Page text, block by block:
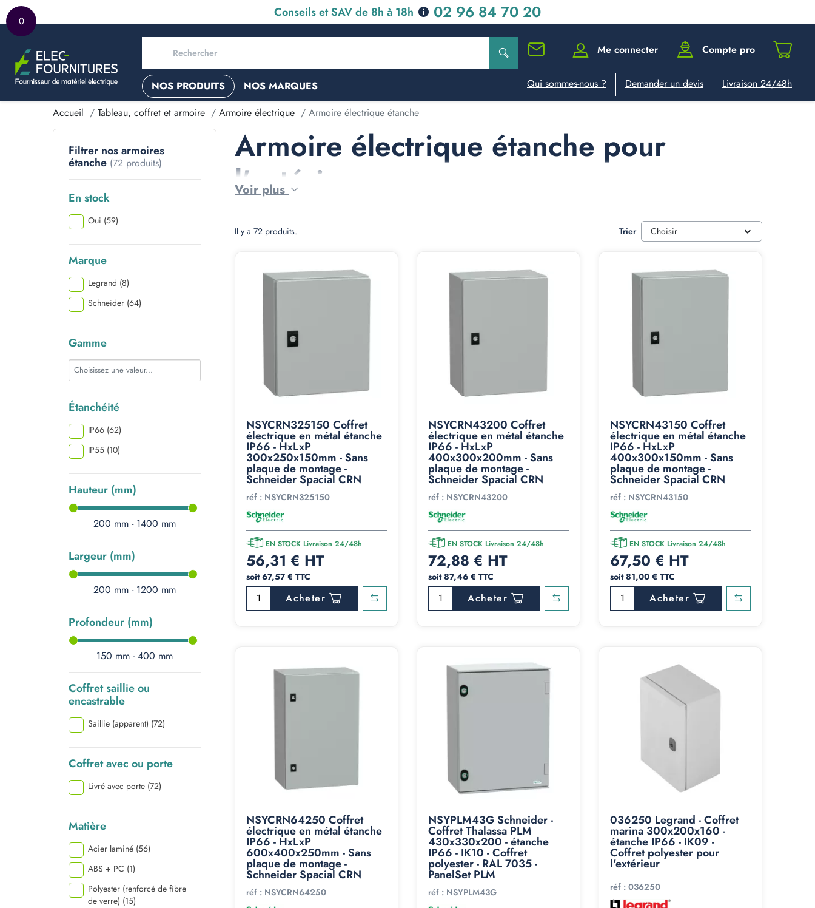
0
Conseils et SAV de 8h à 18h 02 96 84 70 20
NOS PRODUITS NOS MARQUES
Me connecter Compte pro
Qui sommes-nous ? Demander un devis Livraison 24/48h
Accueil Tableau, coffret et armoire Armoire électrique Armoire électrique étanche
Filtrer nos armoires
étanche (72 produits)
En stock
Oui (59)
Marque
Legrand (8)
Schneider (64)
Gamme
Étanchéité
IP66 (62)
IP55 (10)
Hauteur (mm)
200 mm - 1400 mm
Largeur (mm)
200 mm - 1200 mm
Profondeur (mm)
150 mm - 400 mm
Coffret saillie ou
encastrable
Saillie (apparent) (72)
Coffret avec ou porte
Livré avec porte (72)
Matière
Acier laminé (56)
ABS + PC (1)
Polyester (renforcé de fibre
de verre) (15)
Armoire électrique étanche pour
l'extérieur
Voir plus
Il y a 72 produits. Trier Choisir
NSYCRN325150 Coffret
électrique en métal étanche
IP66 - HxLxP
300x250x150mm - Sans
plaque de montage -
Schneider Spacial CRN
réf : NSYCRN325150
EN STOCK Livraison 24/48h
56,31 € HT
soit 67,57 € TTC
Acheter
NSYCRN43200 Coffret
électrique en métal étanche
IP66 - HxLxP
400x300x200mm - Sans
plaque de montage -
Schneider Spacial CRN
réf : NSYCRN43200
EN STOCK Livraison 24/48h
72,88 € HT
soit 87,46 € TTC
Acheter
NSYCRN43150 Coffret
électrique en métal étanche
IP66 - HxLxP
400x300x150mm - Sans
plaque de montage -
Schneider Spacial CRN
réf : NSYCRN43150
EN STOCK Livraison 24/48h
67,50 € HT
soit 81,00 € TTC
Acheter
NSYCRN64250 Coffret
électrique en métal étanche
IP66 - HxLxP
600x400x250mm - Sans
plaque de montage -
Schneider Spacial CRN
réf : NSYCRN64250
NSYPLM43G Schneider -
Coffret Thalassa PLM
430x330x200 - étanche
IP66 - IK10 - Coffret
polyester - RAL 7035 -
PanelSet PLM
réf : NSYPLM43G
036250 Legrand - Coffret
marina 300x200x160 -
étanche IP66 - IK09 -
Coffret polyester pour
l'extérieur
réf : 036250